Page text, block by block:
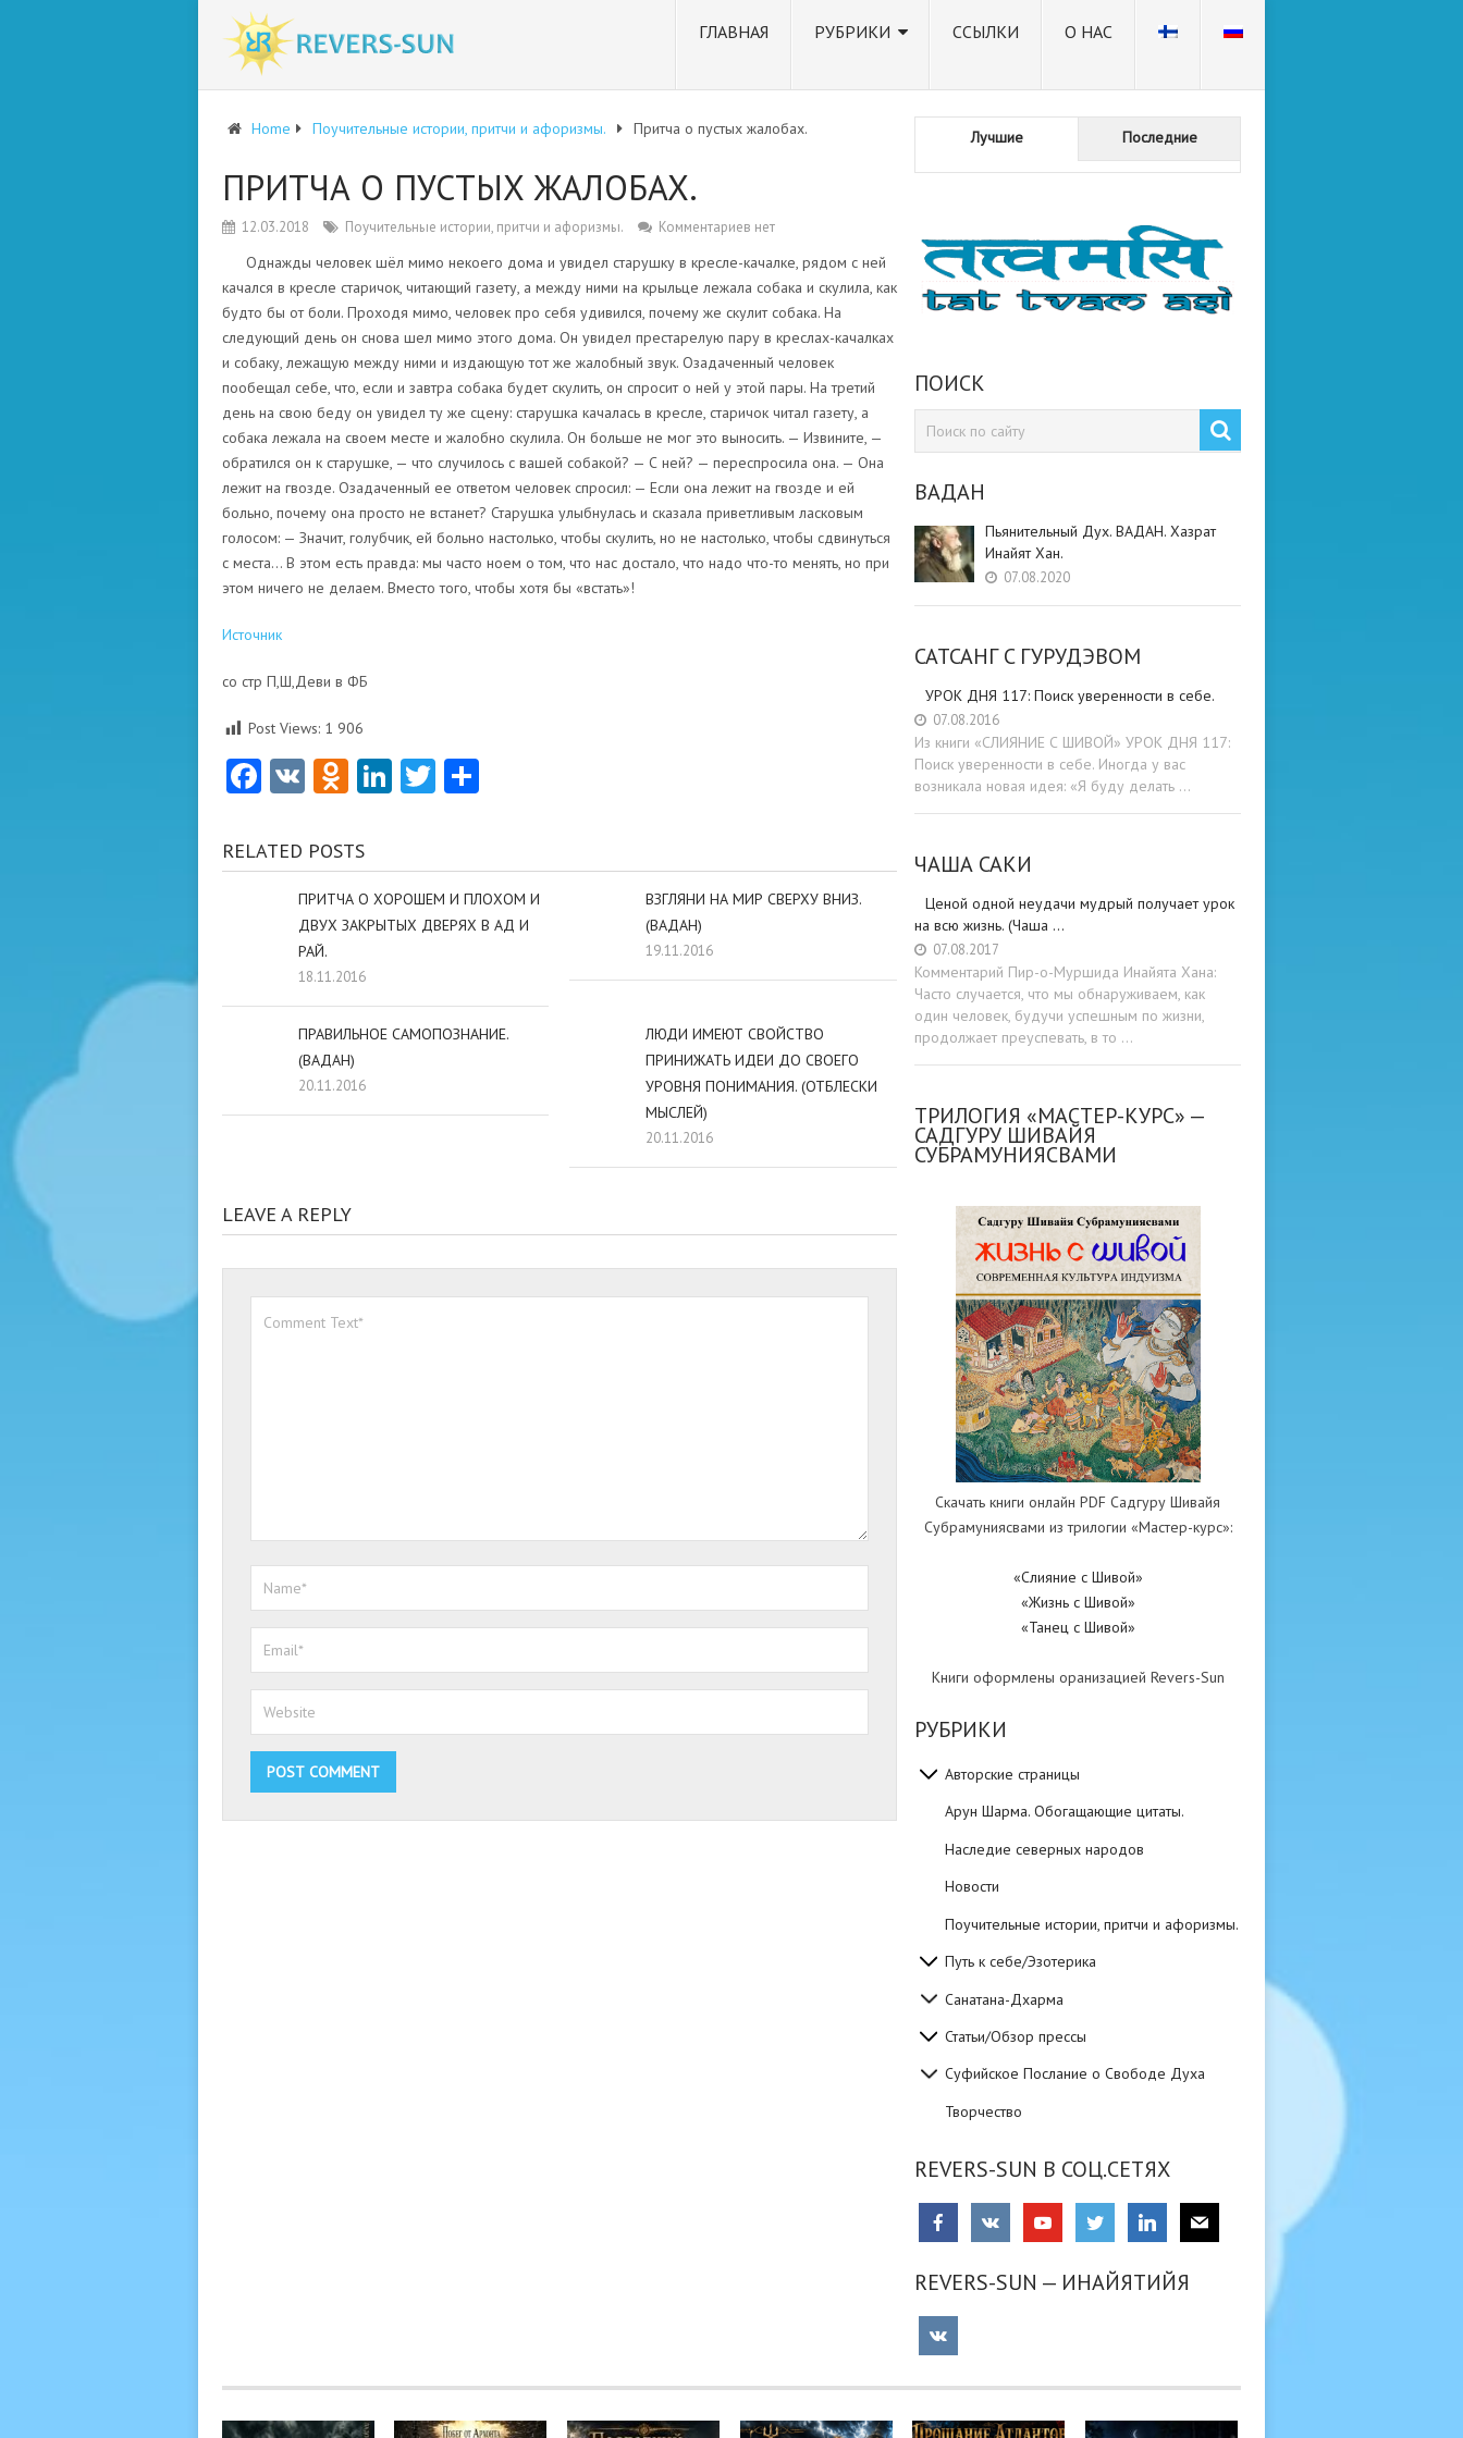
ГЛАВНАЯ РУБРИКИ ССЫЛКИ О НАС
Home Поучительные истории, притчи и афоризмы. Притча о пустых жалобах.
ПРИТЧА О ПУСТЫХ ЖАЛОБАХ.
12.03.2018 Поучительные истории, притчи и афоризмы. Комментариев нет
Однажды человек шёл мимо некоего дома и увидел старушку в кресле-качалке, рядом с ней
качался в кресле старичок, читающий газету, а между ними на крыльце лежала собака и скулила, как
будто бы от боли. Проходя мимо, человек про себя удивился, почему же скулит собака. На
следующий день он снова шел мимо этого дома. Он увидел престарелую пару в креслах-качалках
и собаку, лежащую между ними и издающую тот же жалобный звук. Озадаченный человек
пообещал себе, что, если и завтра собака будет скулить, он спросит о ней у этой пары. На третий
день на свою беду он увидел ту же сцену: старушка качалась в кресле, старичок читал газету, а
собака лежала на своем месте и жалобно скулила. Он больше не мог это выносить. — Извините, —
обратился он к старушке, — что случилось с вашей собакой? — С ней? — переспросила она. — Она
лежит на гвозде. Озадаченный ее ответом человек спросил: — Если она лежит на гвозде и ей
больно, почему она просто не встанет? Старушка улыбнулась и сказала приветливым ласковым
голосом: — Значит, голубчик, ей больно настолько, чтобы скулить, но не настолько, чтобы сдвинуться
с места… В этом есть правда: мы часто ноем о том, что нас достало, что надо что-то менять, но при
этом ничего не делаем. Вместо того, чтобы хотя бы «встать»!
Источник
со стр П,Ш,Деви в ФБ
Post Views: 1 906
Facebook
VKOdnoklassniki
LinkedIn
TwitterОтправить
RELATED POSTS
ПРИТЧА О ХОРОШЕМ И ПЛОХОМ И
ДВУХ ЗАКРЫТЫХ ДВЕРЯХ В АД И
РАЙ.
18.11.2016
ВЗГЛЯНИ НА МИР СВЕРХУ ВНИЗ.
(ВАДАН)
19.11.2016
ПРАВИЛЬНОЕ САМОПОЗНАНИЕ.
(ВАДАН)
20.11.2016
ЛЮДИ ИМЕЮТ СВОЙСТВО
ПРИНИЖАТЬ ИДЕИ ДО СВОЕГО
УРОВНЯ ПОНИМАНИЯ. (ОТБЛЕСКИ
МЫСЛЕЙ)
20.11.2016
LEAVE A REPLY
Лучшие Последние
ПОИСК
ВАДАН
Пьянительный Дух. ВАДАН. Хазрат
Инайят Хан.
07.08.2020
САТСАНГ C ГУРУДЭВОМ
УРОК ДНЯ 117: Поиск уверенности в себе.
07.08.2016
Из книги «СЛИЯНИЕ С ШИВОЙ» УРОК ДНЯ 117:
Поиск уверенности в себе. Иногда у вас
возникала новая идея: «Я буду делать …
ЧАША САКИ
Ценой одной неудачи мудрый получает урок
на всю жизнь. (Чаша …
07.08.2017
Комментарий Пир-о-Муршида Инайята Хана:
Часто случается, что мы обнаруживаем, как
один человек, будучи успешным по жизни,
продолжает преуспевать, в то …
ТРИЛОГИЯ «МАСТЕР-КУРС» —
САДГУРУ ШИВАЙЯ
СУБРАМУНИЯСВАМИ
Скачать книги онлайн PDF Садгуру Шивайя
Субрамуниясвами из трилогии «Мастер-курс»:
«Слияние с Шивой»
«Жизнь с Шивой»
«Танец с Шивой»
Книги оформлены оранизацией Revers-Sun
РУБРИКИ
Авторские страницы
Арун Шарма. Обогащающие цитаты.
Наследие северных народов
Новости
Поучительные истории, притчи и афоризмы.
Путь к себе/Эзотерика
Санатана-Дхарма
Статьи/Обзор прессы
Суфийское Послание о Свободе Духа
Творчество
REVERS-SUN В СОЦ.СЕТЯХ
REVERS-SUN — ИНАЙЯТИЙЯ